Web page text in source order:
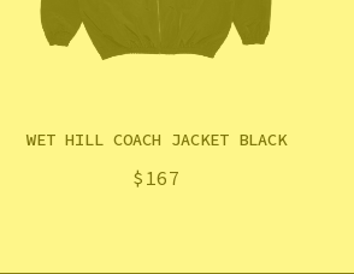
WET HILL COACH JACKET BLACK
$ 167